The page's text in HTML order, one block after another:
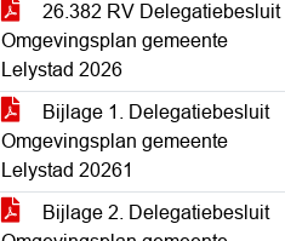
26.382 RV Delegatiebesluit
Omgevingsplan gemeente
Lelystad 2026
Bijlage 1. Delegatiebesluit
Omgevingsplan gemeente
Lelystad 20261
Bijlage 2. Delegatiebesluit